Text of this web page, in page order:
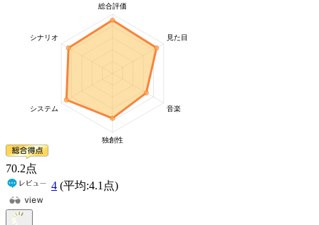
70.2点
4 (平均:4.1 点)